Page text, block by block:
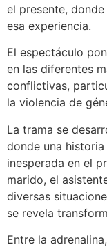
el presente,
esa experiencia.
El espectáculo
en las diferentes
conflictivas,
la violencia de
La trama se
donde una
inesperada en el
marido, el
diversas
se revela
Entre la